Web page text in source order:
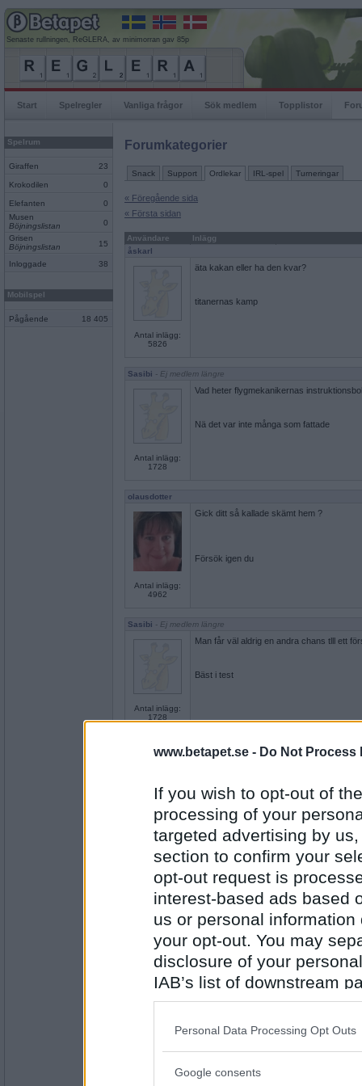
www.betapet.se - Do Not Process
If you wish to opt-out of
processing of your
targeted advertising by
section to confirm your
opt-out request is
interest-based ads based
us or personal
your opt-out. You may
disclosure of your
IAB’s list of downstream
also be disclosed by us
Downstream Participants
Please note that this
Personal Data Processing Opt Outs
Google consents
Senaste rullningen, ReGLERA, av minimorran gav 85p
Start Spelregler Vanliga frågor Sök medlem Topplistor
Spelrum
Giraffen 23
Krokodilen 0
Elefanten
0
Musen
Böjningslistan
0
Grisen
Böjningslistan
15
Inloggade 38
Mobilspel
Pågående 18 405
Forumkategorier
Snack Support Ordlekar IRL-spel Turneringar
« Föregående sida
« Första sidan
Användare
Inlägg
åskarl
Antal inlägg:
5826
äta kakan eller ha den kvar?
titanernas kamp
Sasibi - Ej medlem längre
Antal inlägg:
1728
Vad heter flygmekanikernas
Nä det var inte många som fattade
olausdotter
Antal inlägg:
4962
Gick ditt så kallade skämt hem ?
Försök igen du
Sasibi - Ej medlem längre
Antal inlägg:
1728
Man får väl aldrig en andra chans tlll ett
Bäst i test
Antal inlägg:
Jaså minsann
Antal inlägg:
5826
vinnaren fick visst lyfta bysten..?
nåt för välhängda damer
Du då Åsis?